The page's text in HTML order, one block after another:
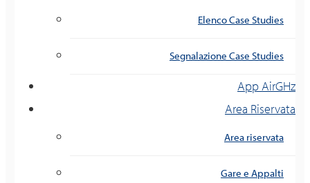
Elenco Case Studies
Segnalazione Case Studies
App AirGHz
Area Riservata
Area riservata
Gare e Appalti